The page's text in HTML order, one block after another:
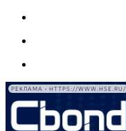
РЕКЛАМА • HTTPS://WWW.HSE.RU/